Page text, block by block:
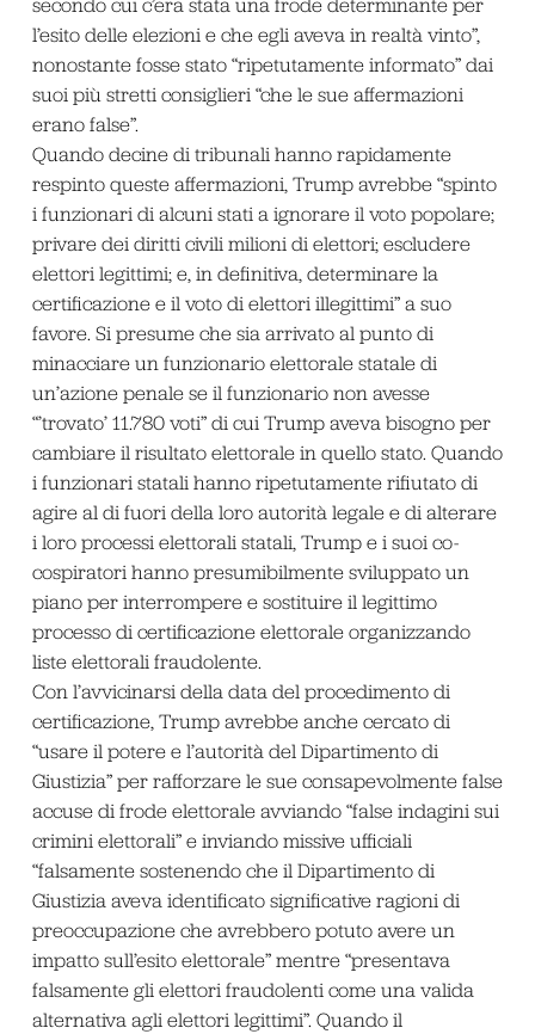
secondo cui c’era stata una frode determinante per
l’esito delle elezioni e che egli aveva in realtà vinto”,
nonostante fosse stato “ripetutamente informato” dai
suoi più stretti consiglieri “che le sue affermazioni
erano false”.
Quando decine di tribunali hanno rapidamente
respinto queste affermazioni, Trump avrebbe “spinto
i funzionari di alcuni stati a ignorare il voto popolare;
privare dei diritti civili milioni di elettori; escludere
elettori legittimi; e, in definitiva, determinare la
certificazione e il voto di elettori illegittimi” a suo
favore. Si presume che sia arrivato al punto di
minacciare un funzionario elettorale statale di
un’azione penale se il funzionario non avesse
“’trovato’ 11.780 voti” di cui Trump aveva bisogno per
cambiare il risultato elettorale in quello stato. Quando
i funzionari statali hanno ripetutamente rifiutato di
agire al di fuori della loro autorità legale e di alterare
i loro processi elettorali statali, Trump e i suoi co-
cospiratori hanno presumibilmente sviluppato un
piano per interrompere e sostituire il legittimo
processo di certificazione elettorale organizzando
liste elettorali fraudolente.
Con l’avvicinarsi della data del procedimento di
certificazione, Trump avrebbe anche cercato di
“usare il potere e l’autorità del Dipartimento di
Giustizia” per rafforzare le sue consapevolmente false
accuse di frode elettorale avviando “false indagini sui
crimini elettorali” e inviando missive ufficiali
“falsamente sostenendo che il Dipartimento di
Giustizia aveva identificato significative ragioni di
preoccupazione che avrebbero potuto avere un
impatto sull’esito elettorale” mentre “presentava
falsamente gli elettori fraudolenti come una valida
alternativa agli elettori legittimi”. Quando il